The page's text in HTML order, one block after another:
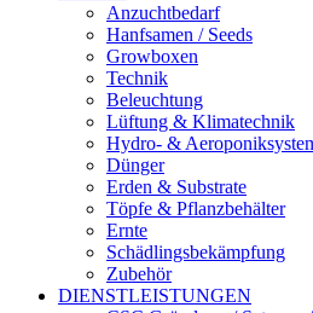
Anzuchtbedarf
Hanfsamen / Seeds
Growboxen
Technik
Beleuchtung
Lüftung & Klimatechnik
Hydro- &
Dünger
Erden & Substrate
Töpfe & Pflanzbehälter
Ernte
Schädlingsbekämpfung
Zubehör
DIENSTLEISTUNGEN